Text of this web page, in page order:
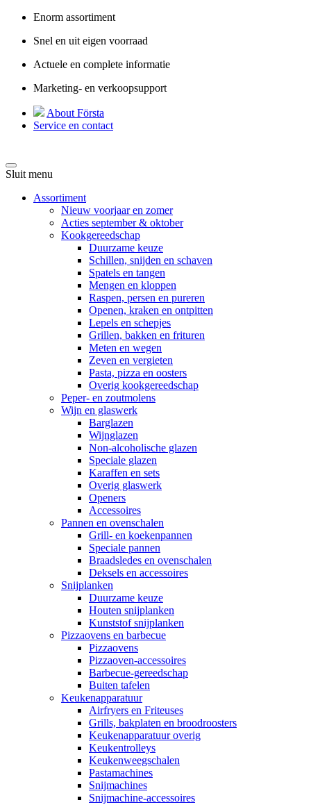
Enorm assortiment
Snel en uit eigen voorraad
Actuele en complete informatie
Marketing- en verkoopsupport
About Första
Service en contact
Sluit menu
Assortiment
Nieuw voorjaar en zomer
Acties september & oktober
Kookgereedschap
Duurzame keuze
Schillen, snijden en schaven
Spatels en tangen
Mengen en kloppen
Raspen, persen en pureren
Openen, kraken en ontpitten
Lepels en schepjes
Grillen, bakken en frituren
Meten en wegen
Zeven en vergieten
Pasta, pizza en oosters
Overig kookgereedschap
Peper- en zoutmolens
Wijn en glaswerk
Barglazen
Wijnglazen
Non-alcoholische glazen
Speciale glazen
Karaffen en sets
Overig glaswerk
Openers
Accessoires
Pannen en ovenschalen
Grill- en koekenpannen
Speciale pannen
Braadsledes en ovenschalen
Deksels en accessoires
Snijplanken
Duurzame keuze
Houten snijplanken
Kunststof snijplanken
Pizzaovens en barbecue
Pizzaovens
Pizzaoven-accessoires
Barbecue-gereedschap
Buiten tafelen
Keukenapparatuur
Airfryers en Friteuses
Grills, bakplaten en broodroosters
Keukenapparatuur overig
Keukentrolleys
Keukenweegschalen
Pastamachines
Snijmachines
Snijmachine-accessoires